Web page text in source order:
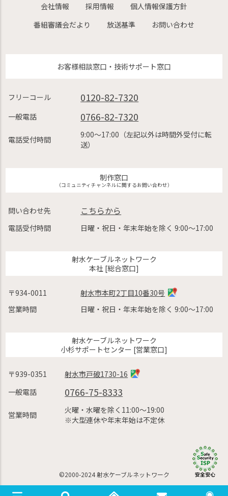
会社情報 採用情報
個人情報保護方針
番組審議会だより
放送基準 お問い合わせ
お客様相談窓口・技術サポート窓口
フリーコール 0120-82-7320
一般電話 0766-82-7320
電話受付時間
9:00〜17:00（左記以外は時間外受付に転
送）
制作窓口
（コミュニティチャンネルに関するお問い合わせ）
問い合わせ先 こちらから
電話受付時間 日曜・祝日・年末年始を除く 9:00〜17:00
射水ケーブルネットワーク
本社 [総合窓口]
〒934-0011
射水市本町2丁目10番30号
営業時間
日曜・祝日・年末年始を除く 9:00〜17:00
射水ケーブルネットワーク
小杉サポートセンター [営業窓口]
〒939-0351
射水市戸破1730-16
一般電話
0766-75-8333
営業時間
火曜・水曜を除く11:00〜19:00
※大型連休や年末年始は不定休
©2000-2024 射水ケーブルネットワーク